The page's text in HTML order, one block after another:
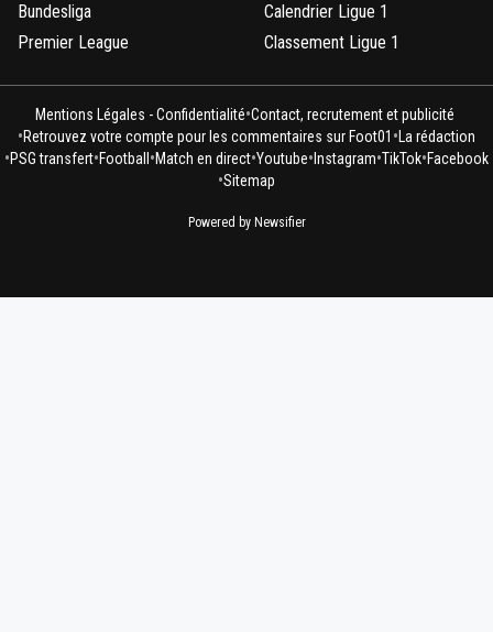
Bundesliga
Premier League
Calendrier Ligue 1
Classement Ligue 1
Mentions Légales - Confidentialité•Contact, recrutement et publicité
•Retrouvez votre compte pour les commentaires sur Foot01 • La rédaction
•PSG transfert•Football •Match en direct•Youtube• Instagram•TikTok•Facebook
•Sitemap
Powered by Newsifier